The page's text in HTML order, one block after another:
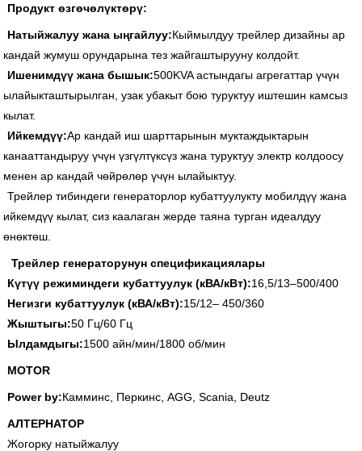
Продукт өзгөчөлүктөрү:
Натыйжалуу жана ыңгайлуу:Кыймылдуу трейлер дизайны ар
кандай жумуш орундарына тез жайгаштырууну колдойт.
Ишенимдүү жана бышык:500KVA астындагы агрегаттар үчүн
ылайыкташтырылган, узак убакыт бою туруктуу иштешин камсыз
кылат.
Ийкемдүү:Ар кандай иш шарттарынын муктаждыктарын
канааттандыруу үчүн үзгүлтүксүз жана туруктуу электр колдоосу
менен ар кандай чөйрөлөр үчүн ылайыктуу.
Трейлер тибиндеги генераторлор кубаттуулукту мобилдүү жана
ийкемдүү кылат, сиз каалаган жерде таяна турган идеалдуу
өнөктөш.
Трейлер генераторунун спецификациялары
Күтүү режиминдеги кубаттуулук (кВА/кВт):16,5/13–500/400
Негизги кубаттуулук (кВА/кВт):15/12– 450/360
Жыштыгы:50 Гц/60 Гц
Ылдамдыгы:1500 айн/мин/1800 об/мин
MOTOR
Power by:Камминс, Перкинс, AGG, Scania, Deutz
АЛТЕРНАТОР
Жогорку натыйжалуу